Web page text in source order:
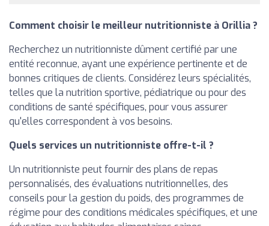
Comment choisir le meilleur nutritionniste à Orillia ?
Recherchez un nutritionniste dûment certifié par une
entité reconnue, ayant une expérience pertinente et de
bonnes critiques de clients. Considérez leurs spécialités,
telles que la nutrition sportive, pédiatrique ou pour des
conditions de santé spécifiques, pour vous assurer
qu'elles correspondent à vos besoins.
Quels services un nutritionniste offre-t-il ?
Un nutritionniste peut fournir des plans de repas
personnalisés, des évaluations nutritionnelles, des
conseils pour la gestion du poids, des programmes de
régime pour des conditions médicales spécifiques, et une